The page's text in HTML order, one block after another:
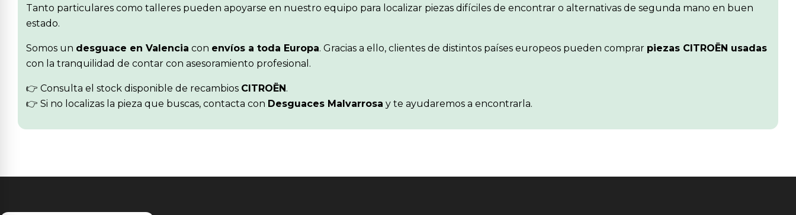
Tanto particulares como talleres pueden apoyarse en nuestro equipo para localizar piezas difíciles de encontrar o alternativas de segunda mano en buen
estado.
Somos un desguace en Valencia con envíos a toda Europa. Gracias a ello, clientes de distintos países europeos pueden comprar piezas CITROËN usadas
con la tranquilidad de contar con asesoramiento profesional.
👉 Consulta el stock disponible de recambios CITROËN.
👉 Si no localizas la pieza que buscas, contacta con Desguaces Malvarrosa y te ayudaremos a encontrarla.